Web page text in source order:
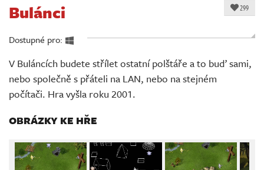
Databáze
Komunita
Redakce
Živě
299
Bulánci
Dostupné pro:
V Buláncích budete střílet ostatní polštáře a to buď sami,
nebo společně s přáteli na LAN, nebo na stejném
počítači. Hra vyšla roku 2001.
OBRÁZKY KE HŘE